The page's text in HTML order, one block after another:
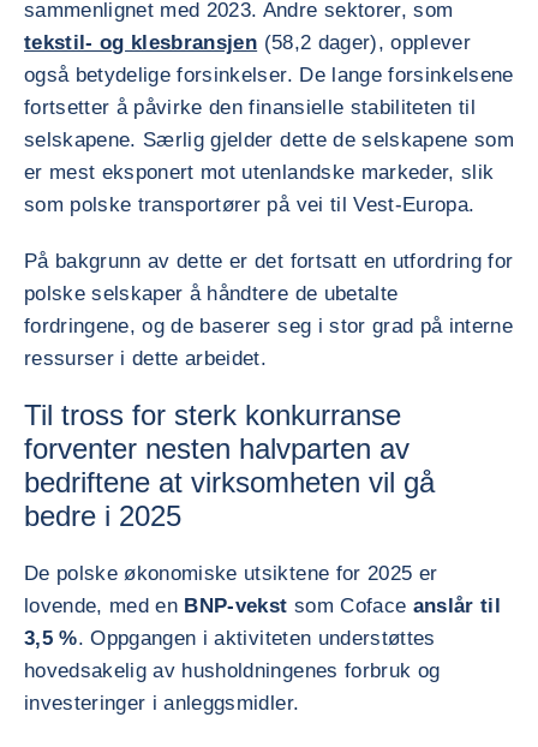
sammenlignet med 2023. Andre sektorer, som
tekstil- og klesbransjen (58,2 dager), opplever
også betydelige forsinkelser. De lange forsinkelsene
fortsetter å påvirke den finansielle stabiliteten til
selskapene. Særlig gjelder dette de selskapene som
er mest eksponert mot utenlandske markeder, slik
som polske transportører på vei til Vest-Europa.
På bakgrunn av dette er det fortsatt en utfordring for
polske selskaper å håndtere de ubetalte
fordringene, og de baserer seg i stor grad på interne
ressurser i dette arbeidet.
Til tross for sterk konkurranse
forventer nesten halvparten av
bedriftene at virksomheten vil gå
bedre i 2025
De polske økonomiske utsiktene for 2025 er
lovende, med en BNP-vekst som Coface anslår til
3,5 %. Oppgangen i aktiviteten understøttes
hovedsakelig av husholdningenes forbruk og
investeringer i anleggsmidler.